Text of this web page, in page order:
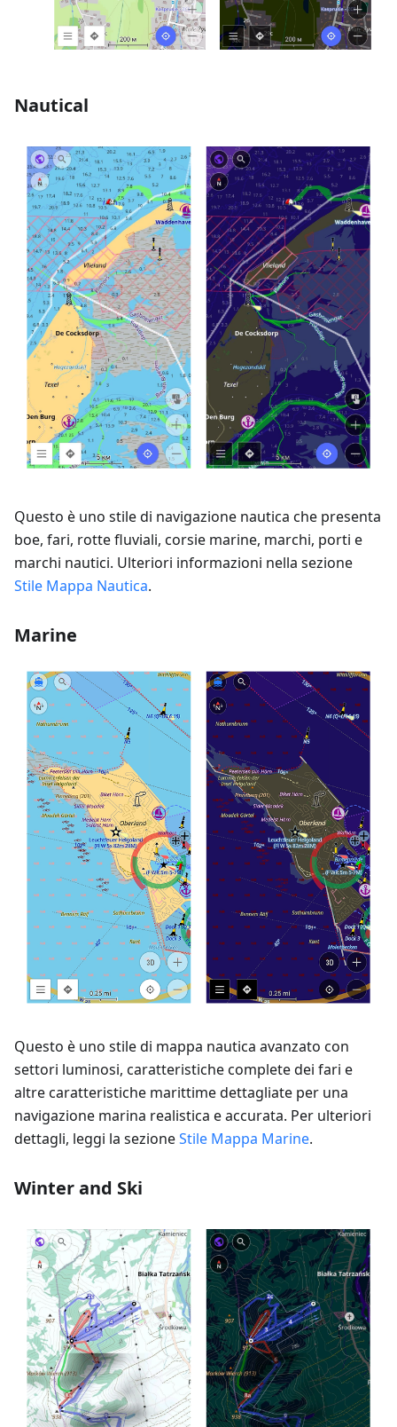
Nautical
Questo è uno stile di navigazione nautica che presenta
boe, fari, rotte fluviali, corsie marine, marchi, porti e
marchi nautici. Ulteriori informazioni nella sezione
Stile Mappa Nautica.
Marine
Questo è uno stile di mappa nautica avanzato con
settori luminosi, caratteristiche complete dei fari e
altre caratteristiche marittime dettagliate per una
navigazione marina realistica e accurata. Per ulteriori
dettagli, leggi la sezioneStile Mappa Marine.
Winter and Ski